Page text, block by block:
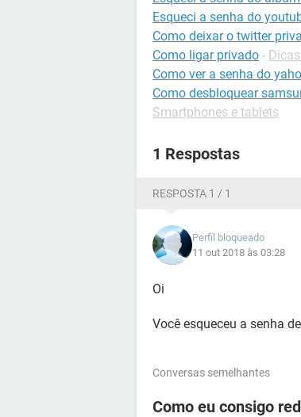
Esqueci a senha do
Como deixar o twitter
Como ligar privado -
Como ver a senha do
Como desbloquear
Smartphones e tablets
1 Respostas
RESPOSTA 1 / 1
Perfil bloqueado
11 out 2018 às 03:28
Oi
Você esqueceu a senha
Conversas semelhantes
Como eu consigo